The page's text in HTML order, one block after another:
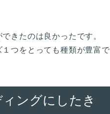
きたのは良かったです。
つをとっても種類が豊富で
ングにしたき